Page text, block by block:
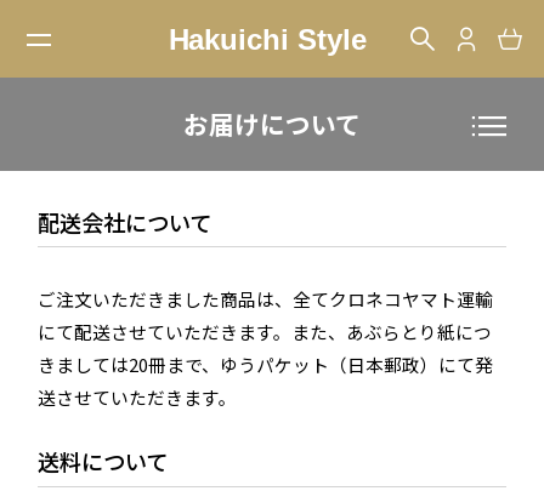
お届けについて
配送会社について
ご注文いただきました商品は、全てクロネコヤマト運輸
にて配送させていただきます。また、あぶらとり紙につ
きましては20冊まで、ゆうパケット（日本郵政）にて発
送させていただきます。
送料について